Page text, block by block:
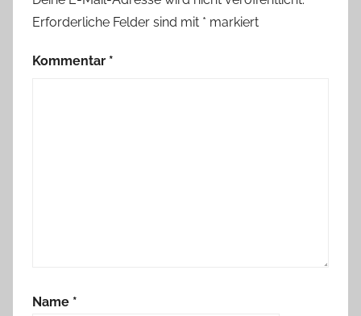
Erforderliche Felder sind mit * markiert
Kommentar *
Name *